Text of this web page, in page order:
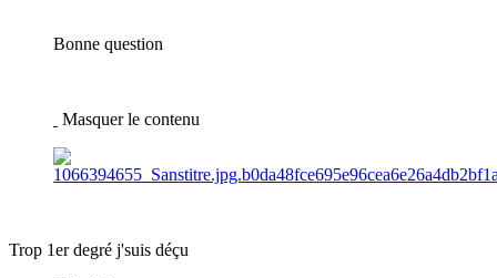
Bonne question
Masquer le contenu
Trop 1er degré j'suis déçu